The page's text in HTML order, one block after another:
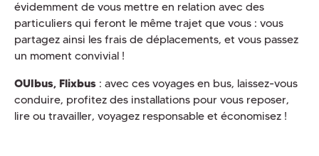
évidemment de vous mettre en relation avec des
particuliers qui feront le même trajet que vous : vous
partagez ainsi les frais de déplacements, et vous passez
un moment convivial !
OUIbus, Flixbus : avec ces voyages en bus, laissez-vous
conduire, profitez des installations pour vous reposer,
lire ou travailler, voyagez responsable et économisez !